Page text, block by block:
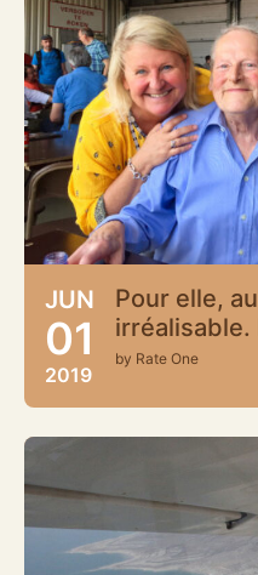
JUN
01
2019
Pour elle,
irréalisable.
by Rate One